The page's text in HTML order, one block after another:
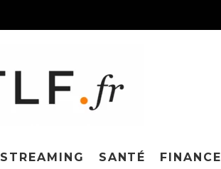
STREAMING SANTÉ FINANCE